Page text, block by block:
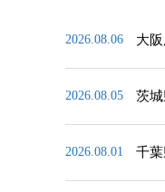
2026.08.06 大
2026.08.05 茨
2026.08.01 千